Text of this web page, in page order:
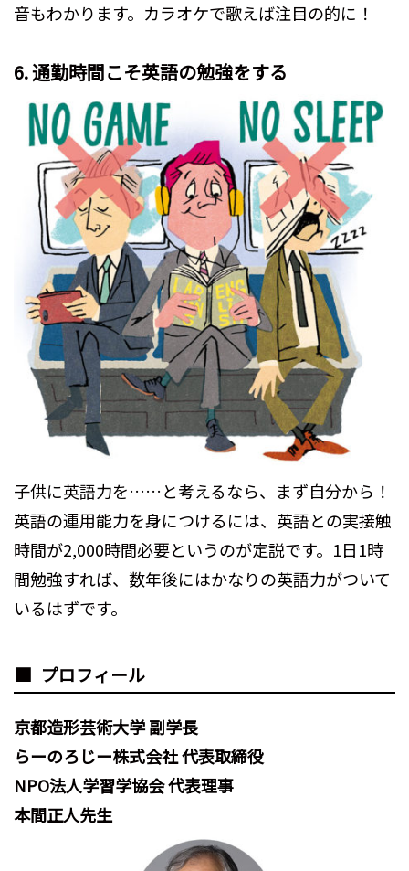
音もわかります。カラオケで歌えば注目の的に！
6. 通勤時間こそ英語の勉強をする
子供に英語力を……と考えるなら、まず自分から！
英語の運用能力を身につけるには、英語との実接触
時間が2,000時間必要というのが定説です。1日1時
間勉強すれば、数年後にはかなりの英語力がついて
いるはずです。
プロフィール
京都造形芸術大学 副学長
らーのろじー株式会社 代表取締役
NPO法人学習学協会 代表理事
本間正人先生